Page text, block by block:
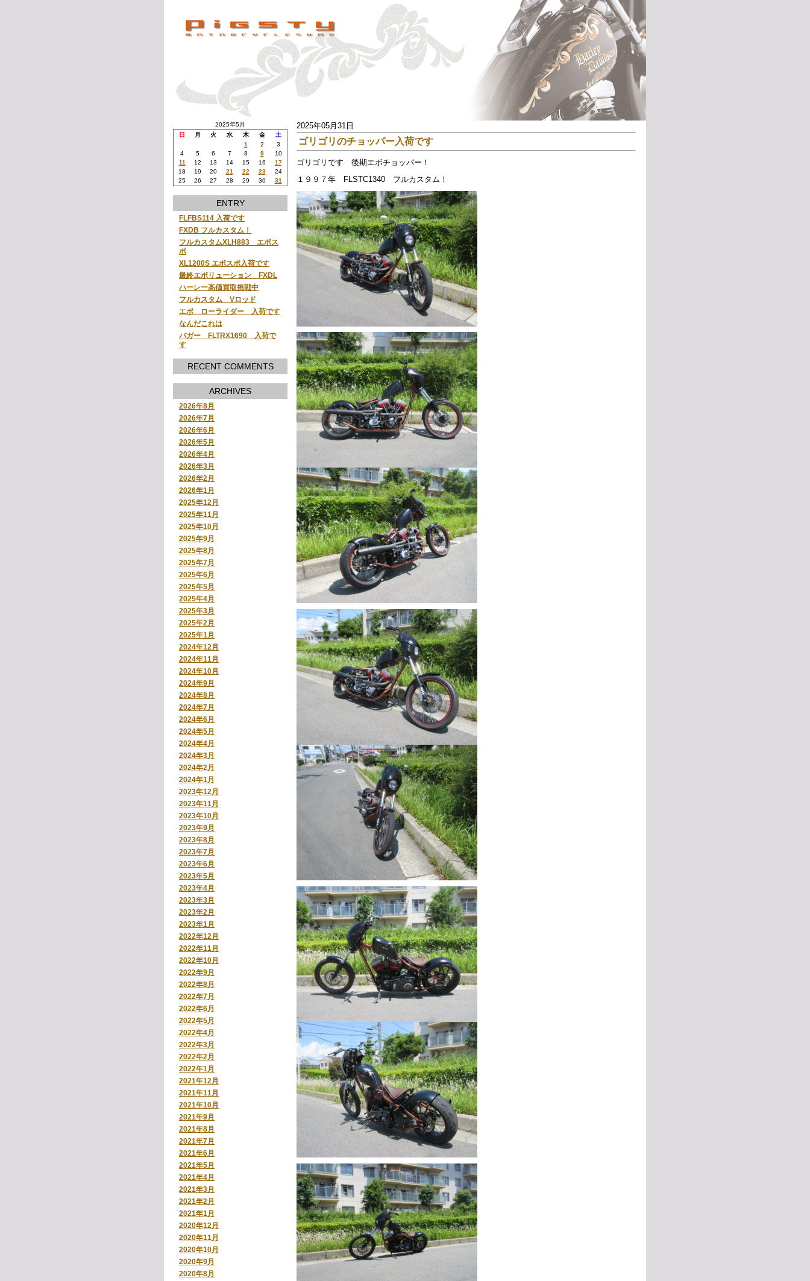
2025年5月
日
月 火 水 木 金
土
1
2
3
4
5 6 7 8 9
10
11
12 13 14 15 16
17
18
19 20 21 22 23
24
25
26 27 28 29 30 31
ENTRY
FLFBS114 入荷です
FXDB フルカスタム！
フルカスタムXLH883 エボス
ポ
XL1200S エボスポ入荷です
最終エボリューション FXDL
ハーレー高価買取挑戦中
フルカスタム Vロッド
エボ ローライダー 入荷です
なんだこれは
バガー FLTRX1690 入荷で
す
RECENT COMMENTS
ARCHIVES
2026年8月
2026年7月
2026年6月
2026年5月
2026年4月
2026年3月
2026年2月
2026年1月
2025年12月
2025年11月
2025年10月
2025年9月
2025年8月
2025年7月
2025年6月
2025年5月
2025年4月
2025年3月
2025年2月
2025年1月
2024年12月
2024年11月
2024年10月
2024年9月
2024年8月
2024年7月
2024年6月
2024年5月
2024年4月
2024年3月
2024年2月
2024年1月
2023年12月
2023年11月
2023年10月
2023年9月
2023年8月
2023年7月
2023年6月
2023年5月
2023年4月
2023年3月
2023年2月
2023年1月
2022年12月
2022年11月
2022年10月
2022年9月
2022年8月
2022年7月
2022年6月
2022年5月
2022年4月
2022年3月
2022年2月
2022年1月
2021年12月
2021年11月
2021年10月
2021年9月
2021年8月
2021年7月
2021年6月
2021年5月
2021年4月
2021年3月
2021年2月
2021年1月
2020年12月
2020年11月
2020年10月
2020年9月
2020年8月
2025年05月31日
ゴリゴリのチョッパー入荷です
ゴリゴリです 後期エボチョッパー！
１９９７年 FLSTC1340 フルカスタム！